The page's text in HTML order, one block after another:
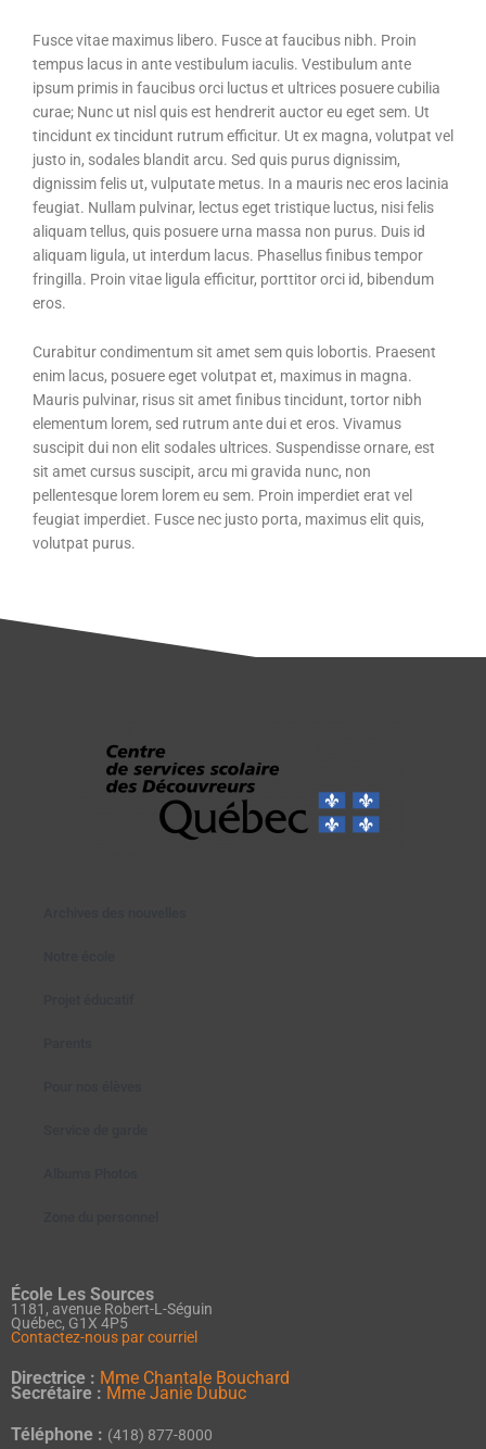
Fusce vitae maximus libero. Fusce at faucibus nibh. Proin
tempus lacus in ante vestibulum iaculis. Vestibulum ante
ipsum primis in faucibus orci luctus et ultrices posuere cubilia
curae; Nunc ut nisl quis est hendrerit auctor eu eget sem. Ut
tincidunt ex tincidunt rutrum efficitur. Ut ex magna, volutpat vel
justo in, sodales blandit arcu. Sed quis purus dignissim,
dignissim felis ut, vulputate metus. In a mauris nec eros lacinia
feugiat. Nullam pulvinar, lectus eget tristique luctus, nisi felis
aliquam tellus, quis posuere urna massa non purus. Duis id
aliquam ligula, ut interdum lacus. Phasellus finibus tempor
fringilla. Proin vitae ligula efficitur, porttitor orci id, bibendum
eros.
Curabitur condimentum sit amet sem quis lobortis. Praesent
enim lacus, posuere eget volutpat et, maximus in magna.
Mauris pulvinar, risus sit amet finibus tincidunt, tortor nibh
elementum lorem, sed rutrum ante dui et eros. Vivamus
suscipit dui non elit sodales ultrices. Suspendisse ornare, est
sit amet cursus suscipit, arcu mi gravida nunc, non
pellentesque lorem lorem eu sem. Proin imperdiet erat vel
feugiat imperdiet. Fusce nec justo porta, maximus elit quis,
volutpat purus.
École Les Sources
1181, avenue Robert-L-Séguin
Québec, G1X 4P5
Contactez-nous par courriel
Directrice : Mme Chantale Bouchard
Secrétaire : Mme Janie Dubuc
Téléphone : (418) 877-8000